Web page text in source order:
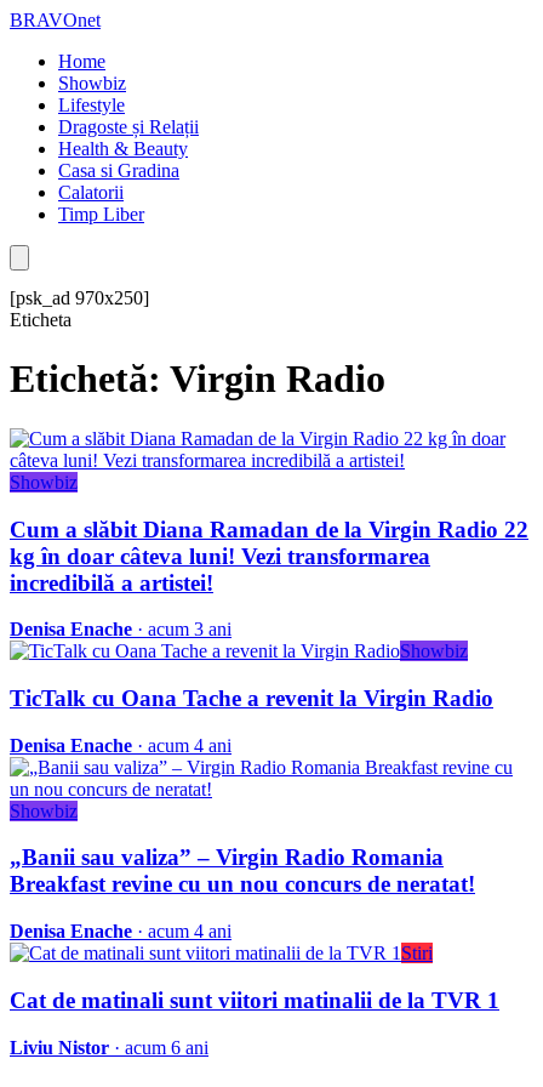
BRAVOnet
Home
Showbiz
Lifestyle
Dragoste și Relații
Health & Beauty
Casa si Gradina
Calatorii
Timp Liber
[psk_ad 970x250]
Eticheta
Etichetă: Virgin Radio
Showbiz
Cum a slăbit Diana Ramadan de la Virgin Radio 22
kg în doar câteva luni! Vezi transformarea
incredibilă a artistei!
Denisa Enache · acum 3 ani
Showbiz
TicTalk cu Oana Tache a revenit la Virgin Radio
Denisa Enache · acum 4 ani
Showbiz
„Banii sau valiza” – Virgin Radio Romania
Breakfast revine cu un nou concurs de neratat!
Denisa Enache · acum 4 ani
Stiri
Cat de matinali sunt viitori matinalii de la TVR 1
Liviu Nistor · acum 6 ani